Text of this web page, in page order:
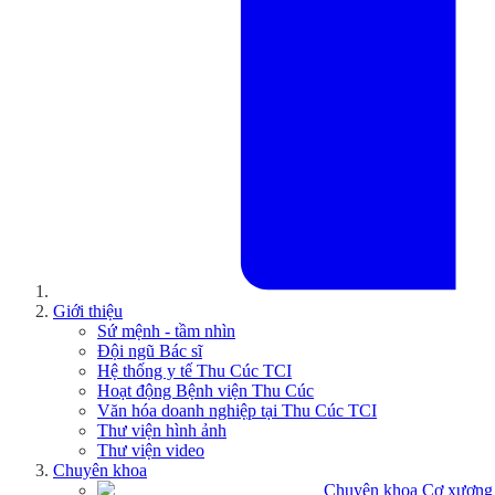
Giới thiệu
Sứ mệnh - tầm nhìn
Đội ngũ Bác sĩ
Hệ thống y tế Thu Cúc TCI
Hoạt động Bệnh viện Thu Cúc
Văn hóa doanh nghiệp tại Thu Cúc TCI
Thư viện hình ảnh
Thư viện video
Chuyên khoa
Chuyên khoa Cơ